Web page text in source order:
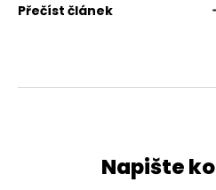
Přečíst článek
Napište